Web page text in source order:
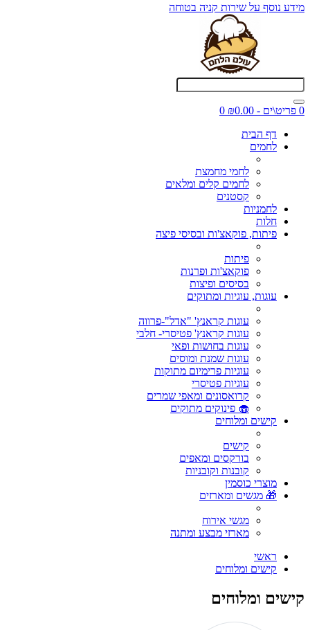
מידע נוסף על שירות קניה בטוחה
0 פריט\ים - ₪0.00
0
דף הבית
לחמים
לחמי מחמצת
לחמים קלים ומלאים
קסטנים
לחמניות
חלות
פיתות, פוקאצ'ות ובסיסי פיצה
פיתות
פוקאצ'ות ופרנות
בסיסים ופיצות
עוגות, עוגיות ומתוקים
עוגות קראנץ' "אדל"-פרווה
עוגות קראנץ' פטיסרי- חלבי
עוגות בחושות ופאי
עוגות שמנת ומוסים
עוגיות פרימיום מתוקות
עוגיות פטיסרי
קרואסונים ומאפי שמרים
🧁 פינוקים מתוקים
קישים ומלוחים
קישים
בורקסים ומאפים
קובנות וקובניות
מוצרי כוסמין
🎁 מגשים ומארזים
מגשי אירוח
מארזי מבצע ומתנה
ראשי
קישים ומלוחים
קישים ומלוחים